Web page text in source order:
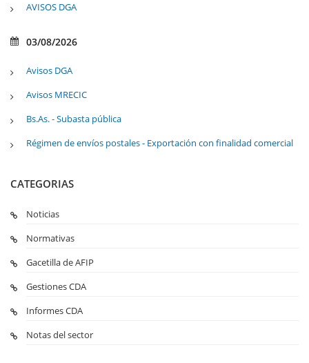
AVISOS DGA
03/08/2026
Avisos DGA
Avisos MRECIC
Bs.As. - Subasta pública
Régimen de envíos postales - Exportación con finalidad comercial
CATEGORIAS
Noticias
Normativas
Gacetilla de AFIP
Gestiones CDA
Informes CDA
Notas del sector